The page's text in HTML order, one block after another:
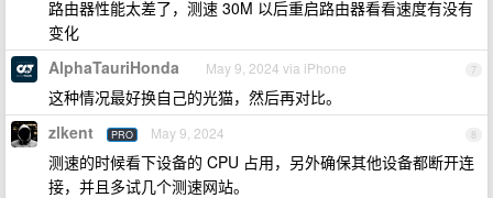
路由器性能太差了，测速 30M 以后重启路由器看看速度有没有
变化
7
AlphaTauriHonda May 9, 2024 via iPhone
这种情况最好换自己的光猫，然后再对比。
8
zlkent PRO May 9, 2024
测速的时候看下设备的 CPU 占用，另外确保其他设备都断开连
接，并且多试几个测速网站。